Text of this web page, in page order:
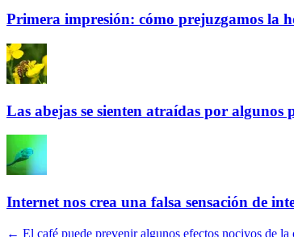
Primera impresión: cómo prejuzgamos la
Las abejas se sienten atraídas por algunos
Internet nos crea una falsa sensación de
← El café puede prevenir algunos efectos nocivos de la